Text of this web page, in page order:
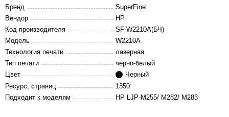
Бренд
SuperFine
Вендор
HP
Код производителя
SF-W2210A(БЧ)
Модель
W2210A
Технология печати
лазерная
Тип печати
черно-белый
Цвет
Черный
Ресурс, страниц
1350
Подходит к моделям
HP LJP-M255/ M282/ M283